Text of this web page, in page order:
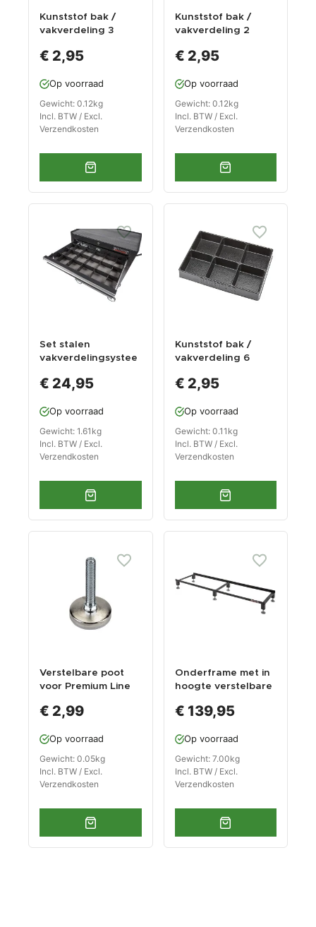
Kunststof bak /
vakverdeling 3
38 mm voor
n
€ 2,95
Op voorraad
Gewicht: 0.12kg
Incl. BTW / Excl.
Verzendkosten
Kunststof bak /
vakverdeling 2
38 mm voor
n
€ 2,95
Op voorraad
Gewicht: 0.12kg
Incl. BTW / Excl.
Verzendkosten
Set stalen
vakverdelingsystee
€ 24,95
Op voorraad
Gewicht: 1.61kg
Incl. BTW / Excl.
Verzendkosten
Kunststof bak /
vakverdeling 6
38 mm voor
n
€ 2,95
Op voorraad
Gewicht: 0.11kg
Incl. BTW / Excl.
Verzendkosten
Verstelbare poot
voor Premium Line
n
€ 2,99
Op voorraad
Gewicht: 0.05kg
Incl. BTW / Excl.
Verzendkosten
Onderframe met in
hoogte verstelbare
premium line kasten
€ 139,95
Op voorraad
Gewicht: 7.00kg
Incl. BTW / Excl.
Verzendkosten